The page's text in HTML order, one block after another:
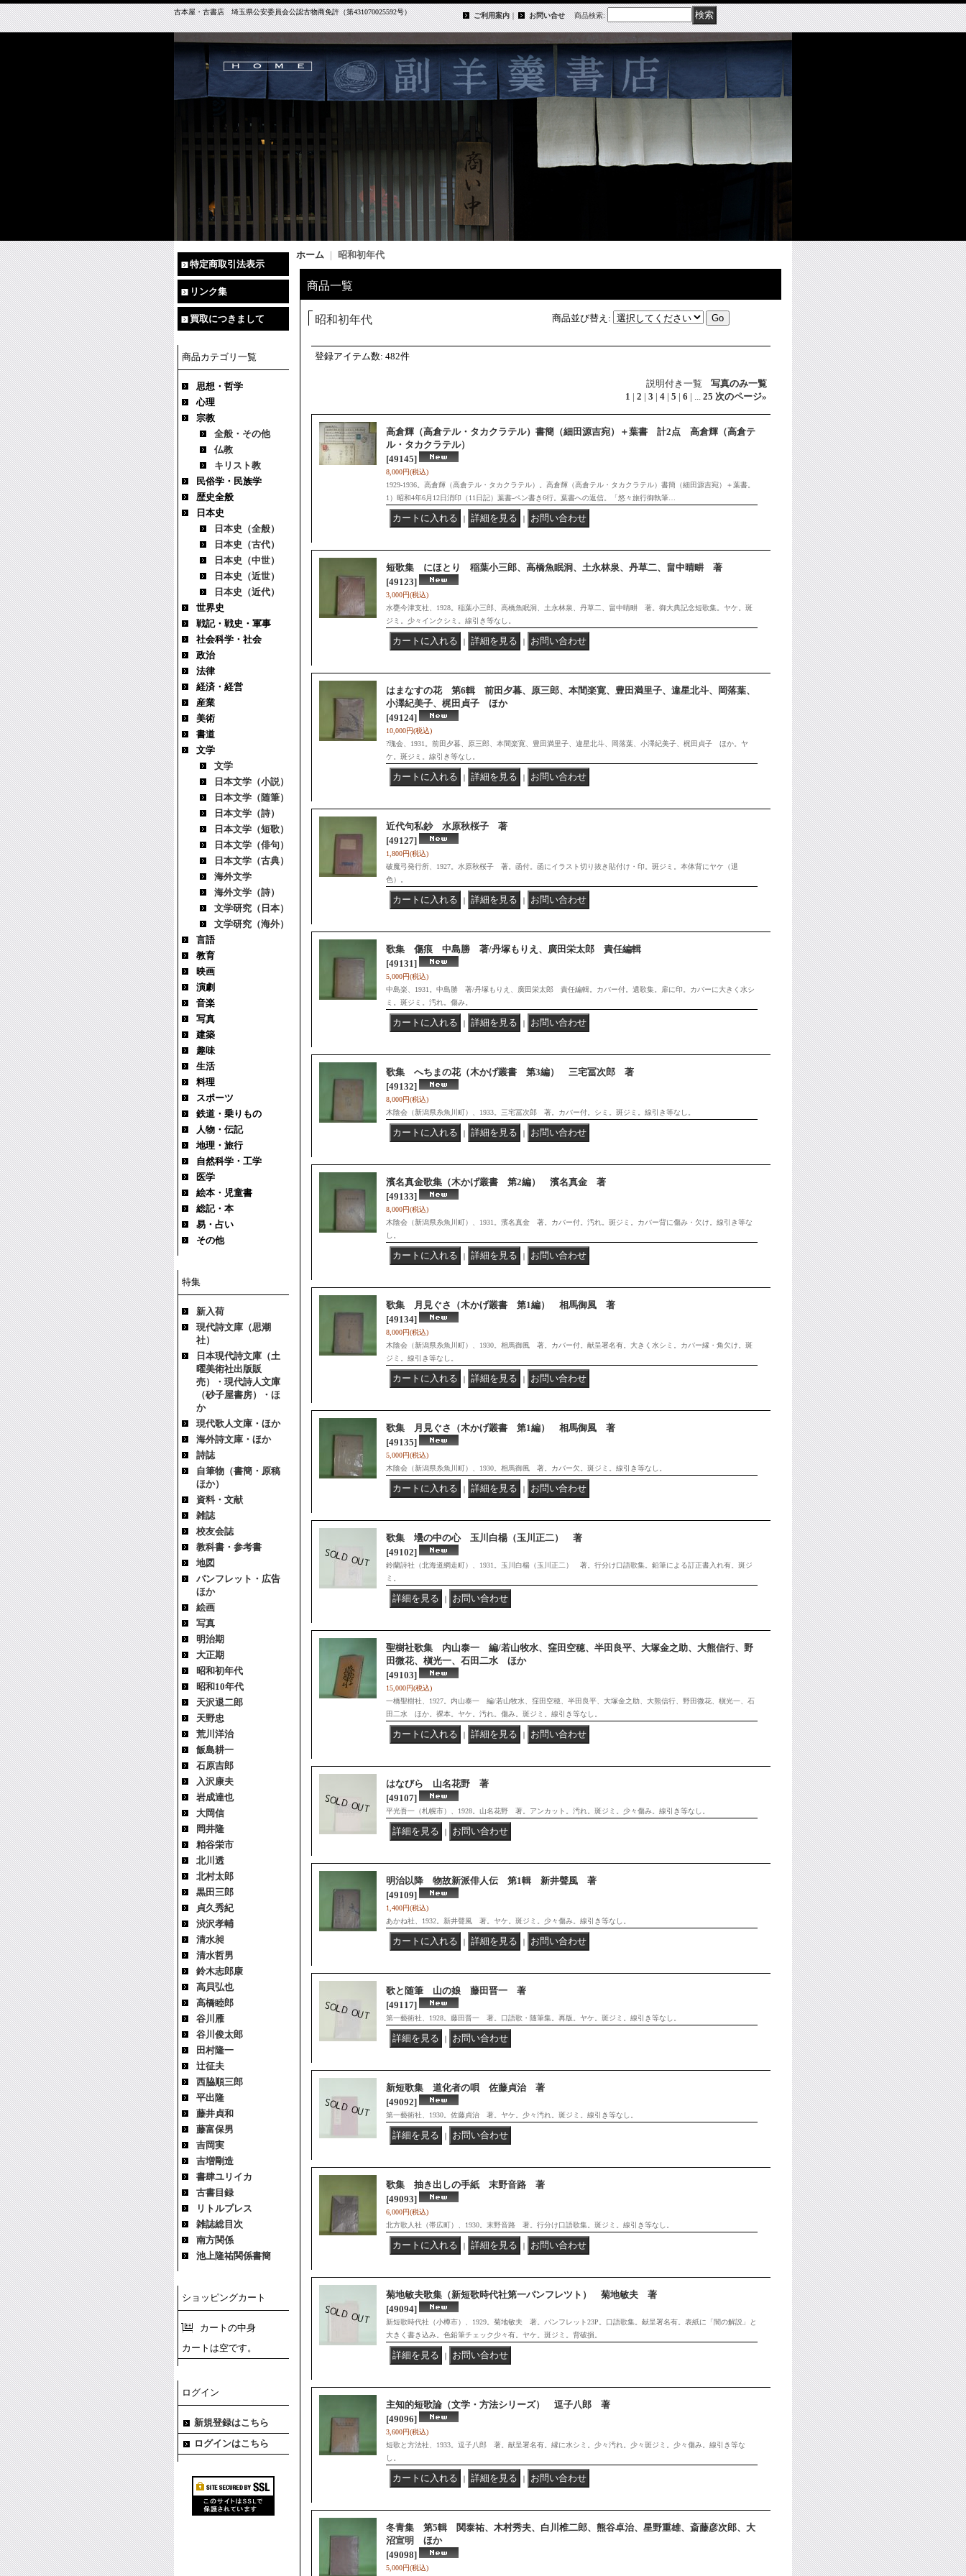
古本屋・古書店 埼玉県公安委員会公認古物商免許（第431070025592号） ご利用案内｜ お問い合せ 商品検索:
特定商取引法表示
リンク集
買取につきまして
商品カテゴリ一覧
思想・哲学
心理
宗教
全般・その他
仏教
キリスト教
民俗学・民族学
歴史全般
日本史
日本史（全般）
日本史（古代）
日本史（中世）
日本史（近世）
日本史（近代）
世界史
戦記・戦史・軍事
社会科学・社会
政治
法律
経済・経営
産業
美術
書道
文学
文学
日本文学（小説）
日本文学（随筆）
日本文学（詩）
日本文学（短歌）
日本文学（俳句）
日本文学（古典）
海外文学
海外文学（詩）
文学研究（日本）
文学研究（海外）
言語
教育
映画
演劇
音楽
写真
建築
趣味
生活
料理
スポーツ
鉄道・乗りもの
人物・伝記
地理・旅行
自然科学・工学
医学
絵本・児童書
総記・本
易・占い
その他
特集
新入荷
現代詩文庫（思潮
社）
日本現代詩文庫（土
曜美術社出版販
売）・現代詩人文庫
（砂子屋書房）・ほ
か
現代歌人文庫・ほか
海外詩文庫・ほか
詩誌
自筆物（書簡・原稿
ほか）
資料・文献
雑誌
校友会誌
教科書・参考書
地図
パンフレット・広告
ほか
絵画
写真
明治期
大正期
昭和初年代
昭和10年代
天沢退二郎
天野忠
荒川洋治
飯島耕一
石原吉郎
入沢康夫
岩成達也
大岡信
岡井隆
粕谷栄市
北川透
北村太郎
黒田三郎
貞久秀紀
渋沢孝輔
清水昶
清水哲男
鈴木志郎康
高貝弘也
高橋睦郎
谷川雁
谷川俊太郎
田村隆一
辻征夫
西脇順三郎
平出隆
藤井貞和
藤富保男
吉岡実
吉増剛造
書肆ユリイカ
古書目録
リトルプレス
雑誌総目次
南方関係
池上隆祐関係書簡
ショッピングカート
カートの中身
カートは空です。
ログイン
新規登録はこちら
ログインはこちら
ホーム 昭和初年代
商品一覧
昭和初年代 商品並び替え :
登録アイテム数: 482件
説明付き一覧 写真のみ一覧
1 | 2 | 3 | 4 | 5 | 6 | ... 25 次のページ»
高倉輝（高倉テル・タカクラテル）書簡（細田源吉宛）＋葉書 計2点 高倉輝（高倉テ
ル・タカクラテル）
[49145]
8,000円(税込)
1929-1936。高倉輝（高倉テル・タカクラテル）。高倉輝（高倉テル・タカクラテル）書簡（細田源吉宛）＋葉書。
1）昭和4年6月12日消印（11日記）葉書-ペン書き6行。葉書への返信。「悠々旅行御執筆…
｜ ｜
短歌集 にほとり 稲葉小三郎、高橋魚眠洞、土永林泉、丹草二、畠中晴畊 著
[49123]
3,000円(税込)
水甕今津支社、1928。稲葉小三郎、高橋魚眠洞、土永林泉、丹草二、畠中晴畊 著。御大典記念短歌集。ヤケ。斑
ジミ。少々インクシミ。線引き等なし。
｜ ｜
はまなすの花 第6輯 前田夕暮、原三郎、本間楽寛、豊田満里子、違星北斗、岡落葉、
小澤紀美子、梶田貞子 ほか
[49124]
10,000円(税込)
?瑰会、1931。前田夕暮、原三郎、本間楽寛、豊田満里子、違星北斗、岡落葉、小澤紀美子、梶田貞子 ほか。ヤ
ケ。斑ジミ。線引き等なし。
｜ ｜
近代句私鈔 水原秋桜子 著
[49127]
1,800円(税込)
破魔弓発行所、1927。水原秋桜子 著。函付。函にイラスト切り抜き貼付け・印。斑ジミ。本体背にヤケ（退
色）。
｜ ｜
歌集 傷痕 中島勝 著/丹塚もりえ、廣田栄太郎 責任編輯
[49131]
5,000円(税込)
中島楽、1931。中島勝 著/丹塚もりえ、廣田栄太郎 責任編輯。カバー付。遺歌集。扉に印。カバーに大きく水シ
ミ。斑ジミ。汚れ。傷み。
｜ ｜
歌集 へちまの花（木かげ叢書 第3編） 三宅冨次郎 著
[49132]
8,000円(税込)
木陰会（新潟県糸魚川町）、1933。三宅冨次郎 著。カバー付。シミ。斑ジミ。線引き等なし。
｜ ｜
濱名真金歌集（木かげ叢書 第2編） 濱名真金 著
[49133]
8,000円(税込)
木陰会（新潟県糸魚川町）、1931。濱名真金 著。カバー付。汚れ。斑ジミ。カバー背に傷み・欠け。線引き等な
し。
｜ ｜
歌集 月見ぐさ（木かげ叢書 第1編） 相馬御風 著
[49134]
8,000円(税込)
木陰会（新潟県糸魚川町）、1930。相馬御風 著。カバー付。献呈署名有。大きく水シミ。カバー縁・角欠け。斑
ジミ。線引き等なし。
｜ ｜
歌集 月見ぐさ（木かげ叢書 第1編） 相馬御風 著
[49135]
5,000円(税込)
木陰会（新潟県糸魚川町）、1930。相馬御風 著。カバー欠。斑ジミ。線引き等なし。
｜ ｜
歌集 壜の中の心 玉川白楊（玉川正二） 著
[49102]
鈴蘭詩社（北海道網走町）、1931。玉川白楊（玉川正二） 著。行分け口語歌集。鉛筆による訂正書入れ有。斑ジ
ミ。
｜
聖樹社歌集 内山泰一 編/若山牧水、窪田空穂、半田良平、大塚金之助、大熊信行、野
田微花、槇光一、石田二水 ほか
[49103]
15,000円(税込)
一橋聖樹社、1927。内山泰一 編/若山牧水、窪田空穂、半田良平、大塚金之助、大熊信行、野田微花、槇光一、石
田二水 ほか。裸本。ヤケ。汚れ。傷み。斑ジミ。線引き等なし。
｜ ｜
はなびら 山名花野 著
[49107]
平光吾一（札幌市）、1928。山名花野 著。アンカット。汚れ。斑ジミ。少々傷み。線引き等なし。
｜
明治以降 物故新派俳人伝 第1輯 新井聲風 著
[49109]
1,400円(税込)
あかね社、1932。新井聲風 著。ヤケ。斑ジミ。少々傷み。線引き等なし。
｜ ｜
歌と随筆 山の娘 藤田晋一 著
[49117]
第一藝術社、1928。藤田晋一 著。口語歌・随筆集。再版。ヤケ。斑ジミ。線引き等なし。
｜
新短歌集 道化者の唄 佐藤貞治 著
[49092]
第一藝術社、1930。佐藤貞治 著。ヤケ。少々汚れ。斑ジミ。線引き等なし。
｜
歌集 抽き出しの手紙 末野音路 著
[49093]
6,000円(税込)
北方歌人社（帯広町）、1930。末野音路 著。行分け口語歌集。斑ジミ。線引き等なし。
｜ ｜
菊地敏夫歌集（新短歌時代社第一パンフレツト） 菊地敏夫 著
[49094]
新短歌時代社（小樽市）、1929。菊地敏夫 著。パンフレット23P。口語歌集。献呈署名有。表紙に「闇の解説」と
大きく書き込み。色鉛筆チェック少々有。ヤケ。斑ジミ。背破損。
｜
主知的短歌論（文学・方法シリーズ） 逗子八郎 著
[49096]
3,600円(税込)
短歌と方法社、1933。逗子八郎 著。献呈署名有。縁に水シミ。少々汚れ。少々斑ジミ。少々傷み。線引き等な
し。
｜ ｜
冬青集 第5輯 関泰祐、木村秀夫、白川椎二郎、熊谷卓治、星野重雄、斎藤彦次郎、大
沼宣明 ほか
[49098]
5,000円(税込)